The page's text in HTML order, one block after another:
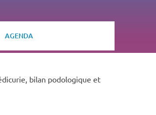
AGENDA
bilan podologique et